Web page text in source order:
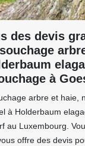
des devis
à
arbre et haie,
à Holderbaum
au Luxembourg.
offre des devis